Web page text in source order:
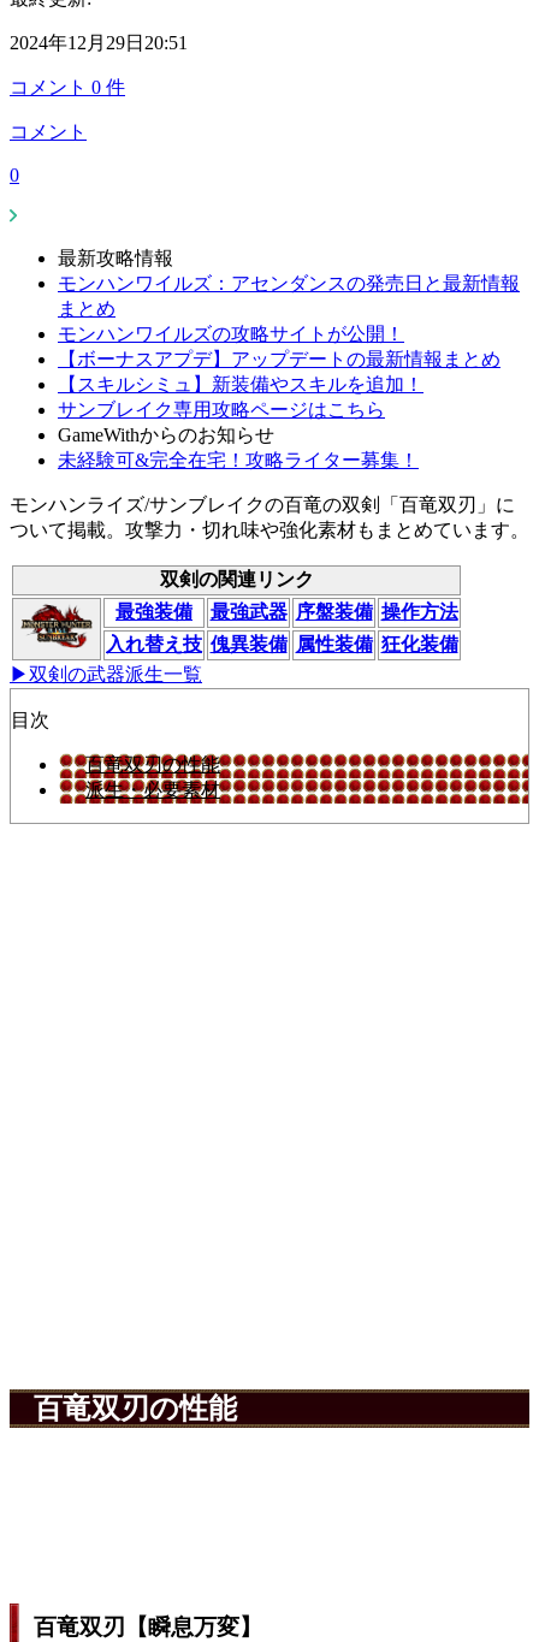
2024年12月29日20:51
コメント 0 件
コメント
0
最新攻略情報
モンハンワイルズ：アセンダンスの発売日と最新情報
まとめ
モンハンワイルズの攻略サイトが公開！
【ボーナスアプデ】アップデートの最新情報まとめ
【スキルシミュ】新装備やスキルを追加！
サンブレイク専用攻略ページはこちら
GameWithからのお知らせ
未経験可&完全在宅！攻略ライター募集！
モンハンライズ/サンブレイクの百竜の双剣「百竜双刃」に
ついて掲載。攻撃力・切れ味や強化素材もまとめています。
双剣の関連リンク
最強装備
最強武器 序盤装備 操作方法
入れ替え技 傀異装備 属性装備 狂化装備
▶双剣の武器派生一覧
目次
百竜双刃の性能
派生・必要素材
百竜双刃の性能
百竜双刃【瞬息万変】